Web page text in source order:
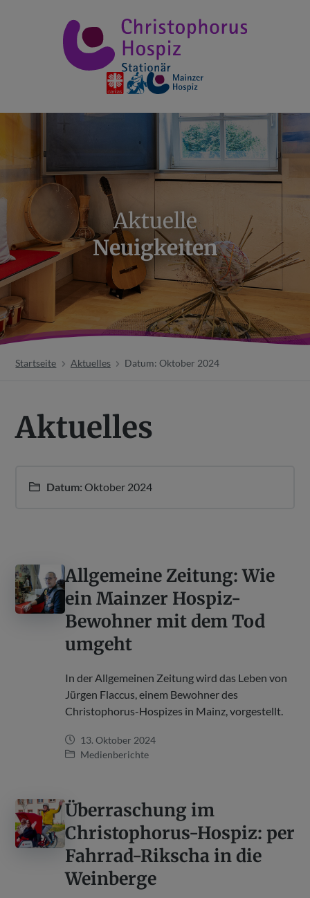
Aktuelle
Neuigkeiten
Startseite Aktuelles Datum: Oktober 2024
Aktuelles
Datum: Oktober 2024
Allgemeine Zeitung: Wie
ein Mainzer Hospiz-
Bewohner mit dem Tod
umgeht
In der Allgemeinen Zeitung wird das Leben von
Jürgen Flaccus, einem Bewohner des
Christophorus-Hospizes in Mainz, vorgestellt.
13. Oktober 2024
Medienberichte
Überraschung im
Christophorus-Hospiz: per
Fahrrad-Rikscha in die
Weinberge